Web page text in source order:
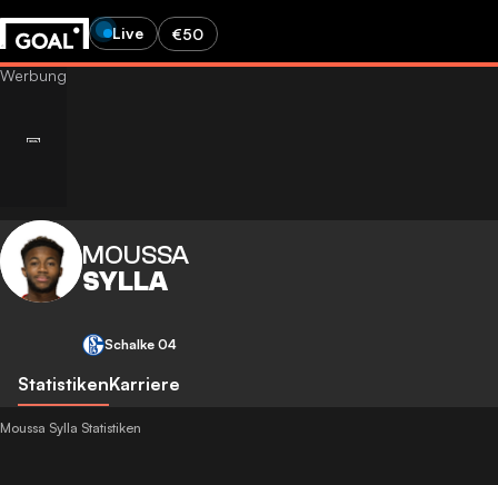
Live €50
MOUSSA
SYLLA
Schalke 04
StatistikenKarriere
Moussa Sylla Statistiken